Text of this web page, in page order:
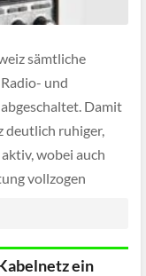
sämtliche
und
Damit
deutlich ruhiger,
wobei auch
vollzogen
ein